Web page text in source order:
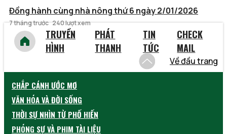
Đồng hành cùng nhà nông thứ 6 ngày 2/01/2026
7 tháng trước 240 lượt xem
TRUYỀN
HÌNH
PHÁT
THANH
TIN
TỨC
CHECK
MAIL
Về đầu trang
CHẮP CÁNH ƯỚC MƠ
VĂN HÓA VÀ ĐỜI SỐNG
THỜI SỰ NHÌN TỪ PHỐ HIẾN
PHÓNG SỰ VÀ PHIM TÀI LIỆU